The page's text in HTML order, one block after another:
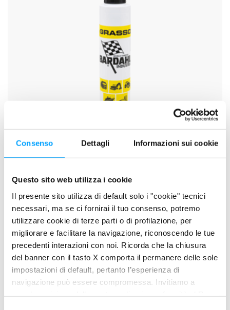
Consenso Dettagli Informazioni sui cookie
Questo sito web utilizza i cookie
Il presente sito utilizza di default solo i "cookie" tecnici
necessari, ma se ci fornirai il tuo consenso, potremo
utilizzare cookie di terze parti o di profilazione, per
migliorare e facilitare la navigazione, riconoscendo le tue
precedenti interazioni con noi. Ricorda che la chiusura
del banner con il tasto X comporta il permanere delle sole
impostazioni di default, pertanto l’esperienza di
navigazione può essere compromessa. Invitiamo a